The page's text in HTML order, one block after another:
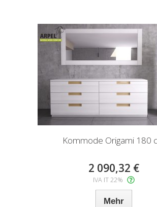
Kommode Origami 180
2 090,32 €
IVA IT 22%
Mehr